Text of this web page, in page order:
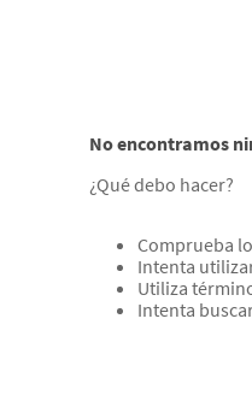
No encontramos
¿Qué debo hacer?
Comprueba
Intenta
Utiliza
Intenta